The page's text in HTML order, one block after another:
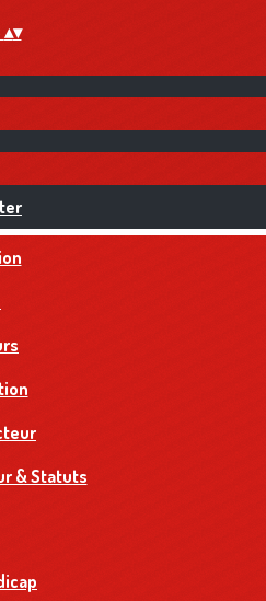
▴▾
& Statuts